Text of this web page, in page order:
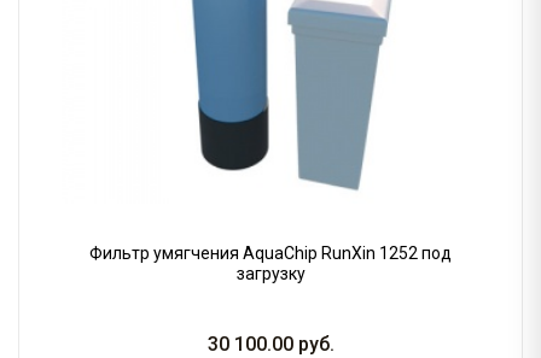
Фильтр умягчения AquaChip RunXin 1252 под
загрузку
30 100.00руб.